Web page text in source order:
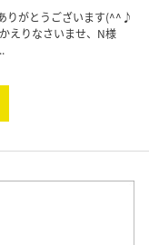
りがとうございます(^^♪
えりなさいませ、N様